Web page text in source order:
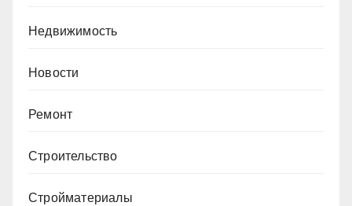
Недвижимость
Новости
Ремонт
Строительство
Стройматериалы